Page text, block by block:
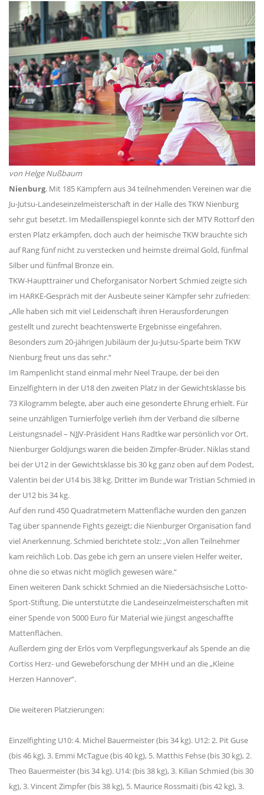
von Helge Nußbaum
Nienburg. Mit 185 Kämpfern aus 34 teilnehmenden Vereinen war die
Ju-Jutsu-Landeseinzelmeisterschaft in der Halle des TKW Nienburg
sehr gut besetzt. Im Medaillenspiegel konnte sich der MTV Rottorf den
ersten Platz erkämpfen, doch auch der heimische TKW brauchte sich
auf Rang fünf nicht zu verstecken und heimste dreimal Gold, fünfmal
Silber und fünfmal Bronze ein.
TKW-Haupttrainer und Cheforganisator Norbert Schmied zeigte sich
im HARKE-Gespräch mit der Ausbeute seiner Kämpfer sehr zufrieden:
„Alle haben sich mit viel Leidenschaft ihren Herausforderungen
gestellt und zurecht beachtenswerte Ergebnisse eingefahren.
Besonders zum 20-jährigen Jubiläum der Ju-Jutsu-Sparte beim TKW
Nienburg freut uns das sehr.“
Im Rampenlicht stand einmal mehr Neel Traupe, der bei den
Einzelfightern in der U18 den zweiten Platz in der Gewichtsklasse bis
73 Kilogramm belegte, aber auch eine gesonderte Ehrung erhielt. Für
seine unzähligen Turnierfolge verlieh ihm der Verband die silberne
Leistungsnadel – NJJV-Präsident Hans Radtke war persönlich vor Ort.
Nienburger Goldjungs waren die beiden Zimpfer-Brüder. Niklas stand
bei der U12 in der Gewichtsklasse bis 30 kg ganz oben auf dem Podest,
Valentin bei der U14 bis 38 kg. Dritter im Bunde war Tristian Schmied in
der U12 bis 34 kg.
Auf den rund 450 Quadratmetern Mattenfläche wurden den ganzen
Tag über spannende Fights gezeigt; die Nienburger Organisation fand
viel Anerkennung. Schmied berichtete stolz: „Von allen Teilnehmer
kam reichlich Lob. Das gebe ich gern an unsere vielen Helfer weiter,
ohne die so etwas nicht möglich gewesen wäre.“
Einen weiteren Dank schickt Schmied an die Niedersächsische Lotto-
Sport-Stiftung. Die unterstützte die Landeseinzelmeisterschaften mit
einer Spende von 5000 Euro für Material wie jüngst angeschaffte
Mattenflächen.
Außerdem ging der Erlös vom Verpflegungsverkauf als Spende an die
Cortiss Herz- und Gewebeforschung der MHH und an die „Kleine
Herzen Hannover“.
Die weiteren Platzierungen:
Einzelfighting U10: 4. Michel Bauermeister (bis 34 kg). U12: 2. Pit Guse
(bis 46 kg), 3. Emmi McTague (bis 40 kg), 5. Matthis Fehse (bis 30 kg), 2.
Theo Bauermeister (bis 34 kg). U14: (bis 38 kg), 3. Kilian Schmied (bis 30
kg), 3. Vincent Zimpfer (bis 38 kg), 5. Maurice Rossmaiti (bis 42 kg), 3.